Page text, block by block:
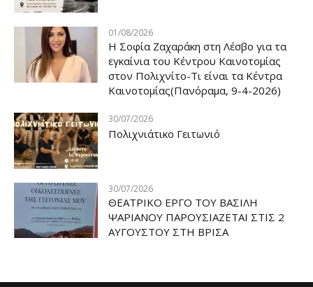
01/08/2026
Η Σοφία Ζαχαράκη στη Λέσβο για τα
εγκαίνια του Κέντρου Καινοτομίας
στον Πολιχνίτο-Τι είναι τα Κέντρα
Καινοτομίας(Πανόραμα, 9-4-2026)
30/07/2026
Πολιχνιάτικο Γειτωνιό
30/07/2026
ΘΕΑΤΡΙΚΟ ΕΡΓΟ ΤΟΥ ΒΑΣΙΛΗ
ΨΑΡΙΑΝΟΥ ΠΑΡΟΥΣΙΑΖΕΤΑΙ ΣΤΙΣ 2
ΑΥΓΟΥΣΤΟΥ ΣΤΗ ΒΡΙΣΑ